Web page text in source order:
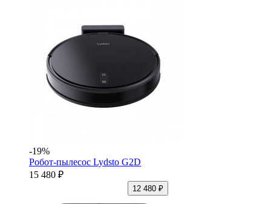
-19%
Робот-пылесос Lydsto G2D
15 480 ₽
12 480 ₽